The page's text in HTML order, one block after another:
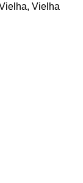
Vielha